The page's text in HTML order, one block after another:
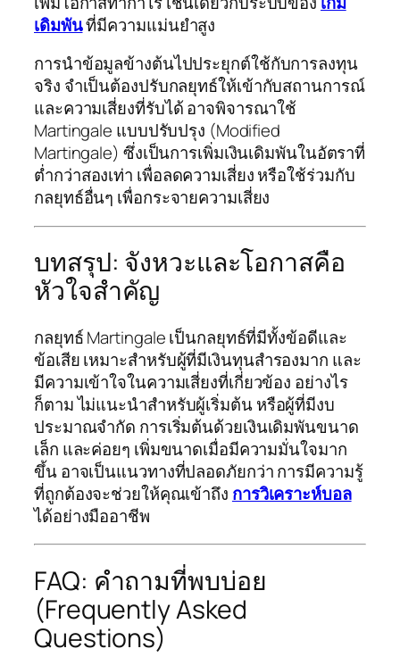
เดิมพันที่มีความแม่นยำสูง
การนำข้อมูลข้างต้นไปประยุกต์ใช้กับการลงทุน
จริง จำเป็นต้องปรับกลยุทธ์ให้เข้ากับสถานการณ์
และความเสี่ยงที่รับได้ อาจพิจารณาใช้
Martingale แบบปรับปรุง (Modified
Martingale) ซึ่งเป็นการเพิ่มเงินเดิมพันในอัตราที่
ต่ำกว่าสองเท่า เพื่อลดความเสี่ยง หรือใช้ร่วมกับ
กลยุทธ์อื่นๆ เพื่อกระจายความเสี่ยง
บทสรุป: จังหวะและโอกาสคือ
หัวใจสำคัญ
กลยุทธ์ Martingale เป็นกลยุทธ์ที่มีทั้งข้อดีและ
ข้อเสีย เหมาะสำหรับผู้ที่มีเงินทุนสำรองมาก และ
มีความเข้าใจในความเสี่ยงที่เกี่ยวข้อง อย่างไร
ก็ตาม ไม่แนะนำสำหรับผู้เริ่มต้น หรือผู้ที่มีงบ
ประมาณจำกัด การเริ่มต้นด้วยเงินเดิมพันขนาด
เล็ก และค่อยๆ เพิ่มขนาดเมื่อมีความมั่นใจมาก
ขึ้น อาจเป็นแนวทางที่ปลอดภัยกว่า การมีความรู้
ที่ถูกต้องจะช่วยให้คุณเข้าถึง การวิเคราะห์บอล
ได้อย่างมืออาชีพ
FAQ: คำถามที่พบบ่อย
(Frequently Asked
Questions)